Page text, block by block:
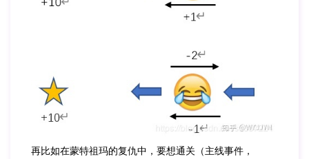
再比如在蒙特祖玛的复仇中，要想通关（主线事件，